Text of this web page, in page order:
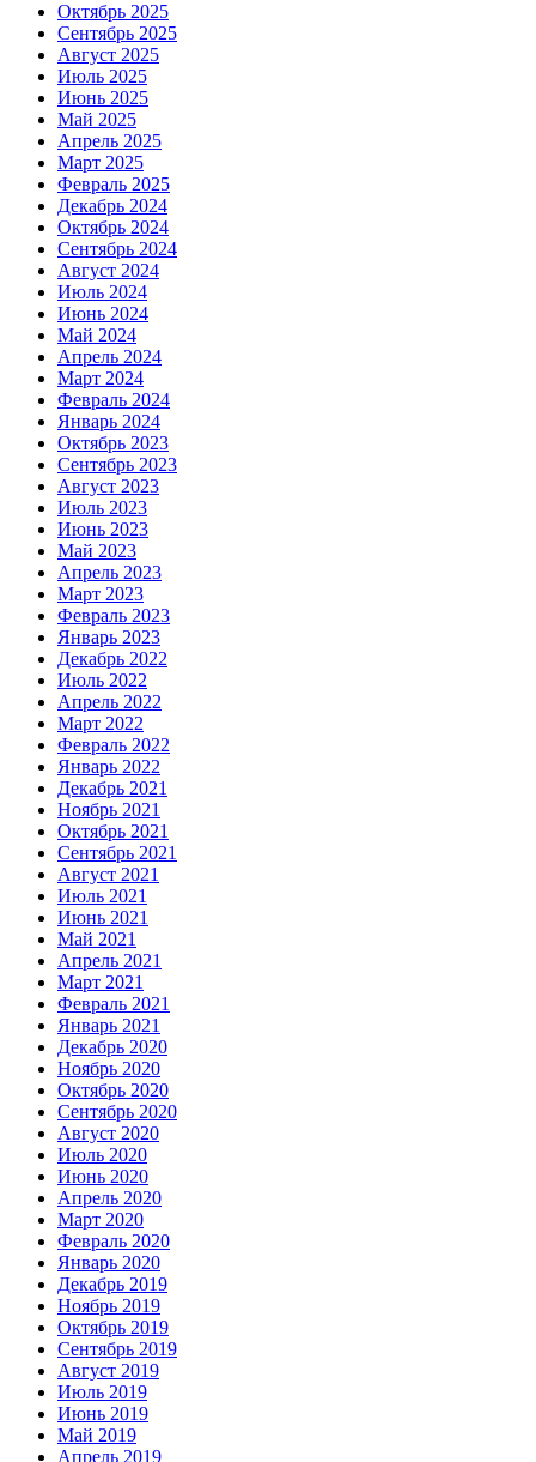
Октябрь 2025
Сентябрь 2025
Август 2025
Июль 2025
Июнь 2025
Май 2025
Апрель 2025
Март 2025
Февраль 2025
Декабрь 2024
Октябрь 2024
Сентябрь 2024
Август 2024
Июль 2024
Июнь 2024
Май 2024
Апрель 2024
Март 2024
Февраль 2024
Январь 2024
Октябрь 2023
Сентябрь 2023
Август 2023
Июль 2023
Июнь 2023
Май 2023
Апрель 2023
Март 2023
Февраль 2023
Январь 2023
Декабрь 2022
Июль 2022
Апрель 2022
Март 2022
Февраль 2022
Январь 2022
Декабрь 2021
Ноябрь 2021
Октябрь 2021
Сентябрь 2021
Август 2021
Июль 2021
Июнь 2021
Май 2021
Апрель 2021
Март 2021
Февраль 2021
Январь 2021
Декабрь 2020
Ноябрь 2020
Октябрь 2020
Сентябрь 2020
Август 2020
Июль 2020
Июнь 2020
Апрель 2020
Март 2020
Февраль 2020
Январь 2020
Декабрь 2019
Ноябрь 2019
Октябрь 2019
Сентябрь 2019
Август 2019
Июль 2019
Июнь 2019
Май 2019
Апрель 2019